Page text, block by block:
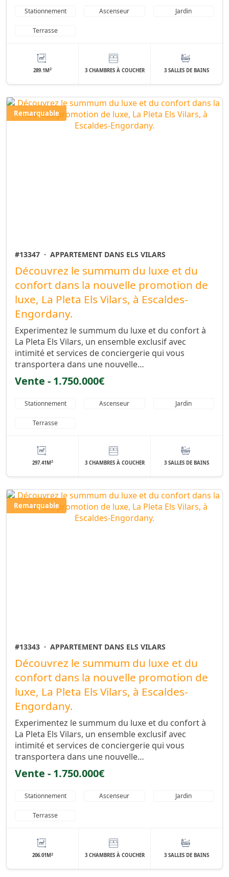
Stationnement Ascenseur Jardin
Terrasse
289.1M2 3 CHAMBRES À COUCHER 3 SALLES DE BAINS
Remarquable
#13347 · APPARTEMENT DANS ELS VILARS
Découvrez le summum du luxe et du
confort dans la nouvelle promotion de
luxe, La Pleta Els Vilars, à Escaldes-
Engordany.
Experimentez le summum du luxe et du confort à
La Pleta Els Vilars, un ensemble exclusif avec
intimité et services de conciergerie qui vous
transportera dans une nouvelle…
Vente - 1.750.000€
Stationnement Ascenseur Jardin
Terrasse
297.41M2 3 CHAMBRES À COUCHER 3 SALLES DE BAINS
Remarquable
#13343 · APPARTEMENT DANS ELS VILARS
Découvrez le summum du luxe et du
confort dans la nouvelle promotion de
luxe, La Pleta Els Vilars, à Escaldes-
Engordany.
Experimentez le summum du luxe et du confort à
La Pleta Els Vilars, un ensemble exclusif avec
intimité et services de conciergerie qui vous
transportera dans une nouvelle…
Vente - 1.750.000€
Stationnement Ascenseur Jardin
Terrasse
206.01M2 3 CHAMBRES À COUCHER 3 SALLES DE BAINS